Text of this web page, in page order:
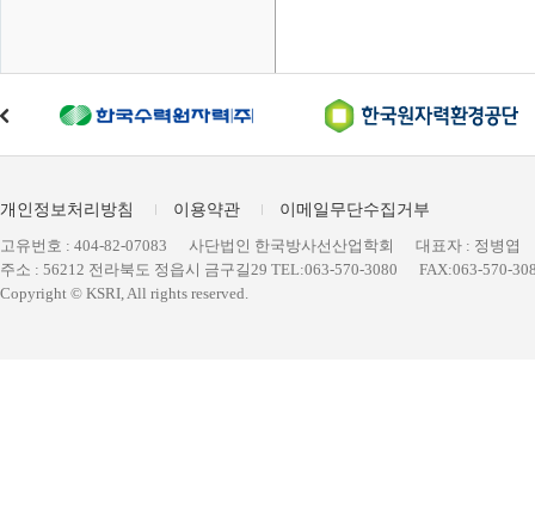
개인정보처리방침 이용약관
이메일무단수집거부
고유번호 : 404-82-07083
사단법인 한국방사선산업학회
대표자 : 정병엽
주소 : 56212 전라북도 정읍시 금구길29 TEL:063-570-3080
FAX:063-570-
Copyright © KSRI, All rights reserved.